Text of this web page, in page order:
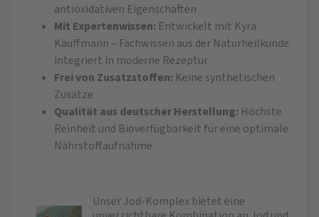
antioxidativen Eigenschaften
Mit Expertenwissen: Entwickelt mit Kyra
Kauffmann – Fachwissen aus der Naturheilkunde
integriert in moderne Rezeptur
Frei von Zusatzstoffen: Keine synthetischen
Zusätze
Qualität aus deutscher Herstellung: Höchste
Reinheit und Bioverfügbarkeit für eine optimale
Nährstoffaufnahme
Unser Jod-Komplex bietet eine